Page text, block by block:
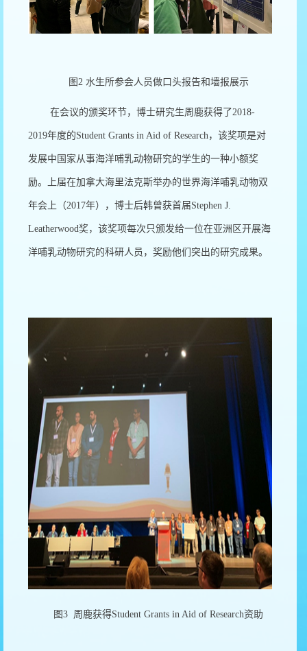
图 2 水生所参会人员做口头报告和墙报展示
在会议的颁奖环节，博士研究生周鹿获得了 2018-
2019年度的Student Grants in Aid of Research ，该奖项是对
发展中国家从事海洋哺乳动物研究的学生的一种小额奖
励。上届在加拿大海里法克斯举办的世界海洋哺乳动物双
年会上（2017年），博士后韩曾获首届Stephen J.
Leatherwood奖，该奖项每次只颁发给一位在亚洲区开展海
洋哺乳动物研究的科研人员，奖励他们突出的研究成果。
图3 周鹿获得Student Grants in Aid of Research资助